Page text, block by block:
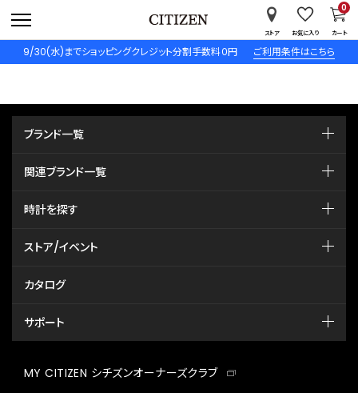
9/30(水)までショッピングクレジット分割手数料０円 ご利用条件はこちら
ストア お気に入り カート
0
ブランド一覧
関連ブランド一覧
時計を探す
ストア/イベント
カタログ
サポート
MY CITIZEN シチズンオーナーズクラブ